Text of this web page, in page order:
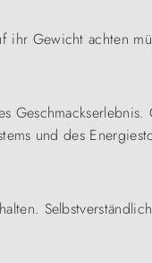
ihr Gewicht achten
Geschmackserlebnis.
und des